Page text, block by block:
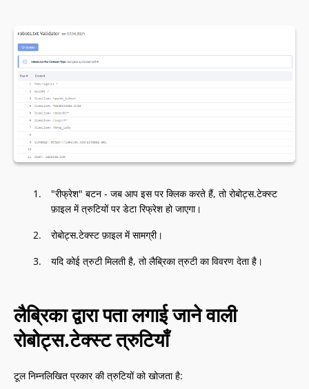
"रीफ्रेश" बटन - जब आप इस पर क्लिक करते हैं, तो रोबोट्स.टेक्स्ट
फ़ाइल में त्रुटियों पर डेटा रिफ्रेश हो जाएगा।
रोबोट्स.टेक्स्ट फ़ाइल में सामग्री।
यदि कोई त्रुटी मिलती है, तो लैब्रिका त्रुटी का विवरण देता है।
लैब्रिका द्वारा पता लगाई जाने वाली
रोबोट्स.टेक्स्ट त्रुटियाँ
टूल निम्नलिखित प्रकार की त्रुटियों को खोजता है: